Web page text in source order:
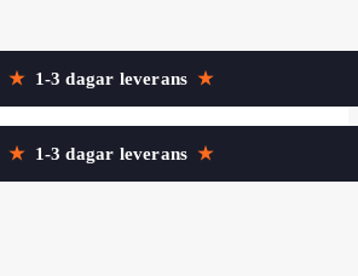
★ 1-3 dagar leverans ★
★ 1-3 dagar leverans ★